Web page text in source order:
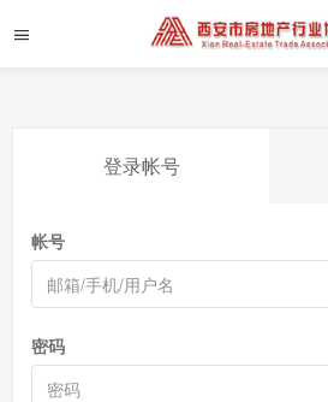
登录帐号
帐号
密码